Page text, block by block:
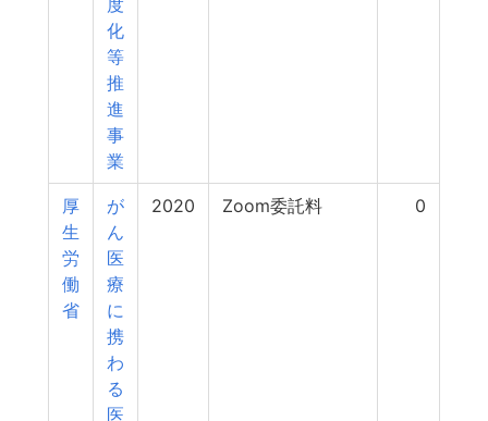
度
化
等
推
進
事
業
厚
生
労
働
省
が
ん
医
療
に
携
わ
る
医
2020 Zoom委託料 0